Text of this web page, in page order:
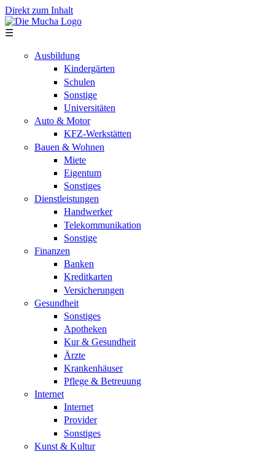
Direkt zum Inhalt
☰
Ausbildung
Kindergärten
Schulen
Sonstige
Universitäten
Auto & Motor
KFZ-Werkstätten
Bauen & Wohnen
Miete
Eigentum
Sonstiges
Dienstleistungen
Handwerker
Telekommunikation
Sonstige
Finanzen
Banken
Kreditkarten
Versicherungen
Gesundheit
Sonstiges
Apotheken
Kur & Gesundheit
Ärzte
Krankenhäuser
Pflege & Betreuung
Internet
Internet
Provider
Sonstiges
Kunst & Kultur